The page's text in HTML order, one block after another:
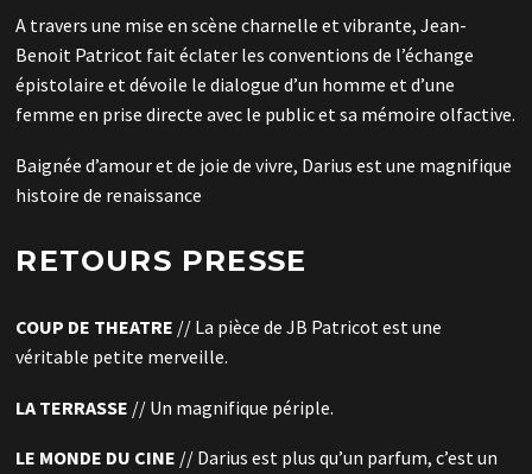
A travers une mise en scène charnelle et vibrante, Jean-
Benoit Patricot fait éclater les conventions de l’échange
épistolaire et dévoile le dialogue d’un homme et d’une
femme en prise directe avec le public et sa mémoire olfactive.
Baignée d’amour et de joie de vivre, Darius est une magnifique
histoire de renaissance
RETOURS PRESSE
COUP DE THEATRE // La pièce de JB Patricot est une
véritable petite merveille.
LA TERRASSE // Un magnifique périple.
LE MONDE DU CINE // Darius est plus qu’un parfum, c’est un